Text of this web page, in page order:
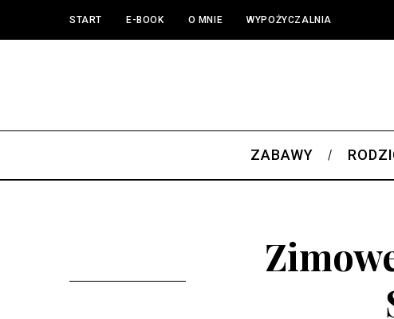
START E-BOOK O MNIE WYPOŻYCZALNIA
ZABAWY